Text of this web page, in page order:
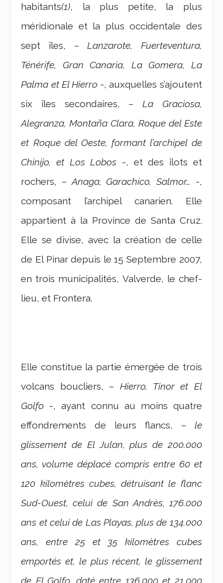
habitants(1), la plus petite, la plus
méridionale et la plus occidentale des
sept îles, –Lanzarote, Fuerteventura,
Ténérife, Gran Canaria, La Gomera, La
Palma et El Hierro -, auxquelles s’ajoutent
six îles secondaires, – La Graciosa,
Alegranza, Montaña Clara, Roque del Este
et Roque del Oeste, formant l’archipel de
Chinijo, et Los Lobos -, et des îlots et
rochers, – Anaga, Garachico, Salmor… -,
composant l’archipel canarien. Elle
appartient à la Province de Santa Cruz.
Elle sedivise, avec la création de celle
de El Pinar depuis le 15 Septembre 2007,
en trois municipalités, Valverde, le chef-
lieu, et Frontera.
Elle constitue la partie émergée de trois
volcans boucliers, – Hierro, Tinor et El
Golfo -, ayant connu au moins quatre
effondrements de leurs flancs, – le
glissement de El Julan, plus de 200.000
ans, volume déplacé compris entre 60 et
120 kilomètres cubes, détruisant le flanc
Sud-Ouest, celui de San Andrès, 176.000
ans et celui de Las Playas, plus de 134.000
ans, entre 25 et 35 kilomètres cubes
emportés et, le plus récent, le glissement
de El Golfo, daté entre 136.000 et 21.000